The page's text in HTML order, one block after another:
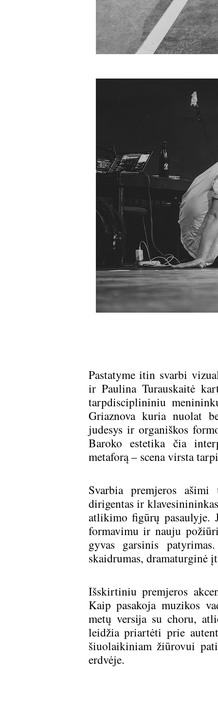
Pastatyme itin svarbi
ir Paulina Turauskaitė
tarpdisciplininiu
Griaznova kuria nuolat
judesys ir organiškos
Baroko estetika čia
metaforą – scena virsta
Svarbia premjeros
dirigentas ir
atlikimo figūrų pasaulyje.
formavimu ir nauju
gyvas garsinis
skaidrumas, dramaturginė
Išskirtiniu premjeros
Kaip pasakoja muzikos
metų versija su choru,
leidžia priartėti prie
šiuolaikiniam žiūrovui
erdvėje.